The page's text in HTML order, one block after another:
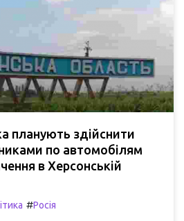
планують здійснити
по автомобілям
в Херсонській
#Росія